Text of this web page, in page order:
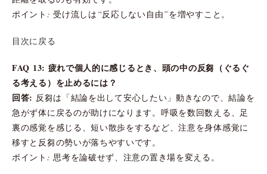
ポイント: 受け流しは“反応しない自由”を増やすこと。
目次に戻る
FAQ 13: 疲れで個人的に感じるとき、頭の中の反芻（ぐるぐ
る考える）を止めるには？
回答: 反芻は「結論を出して安心したい」動きなので、結論を
急がず体に戻るのが助けになります。呼吸を数回数える、足
裏の感覚を感じる、短い散歩をするなど、注意を身体感覚に
移すと反芻の勢いが落ちやすいです。
ポイント: 思考を論破せず、注意の置き場を変える。